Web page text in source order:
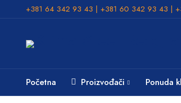
+381 64 342 93 43 | +381 60 342 93 43 |
Početna Proizvođači Ponuda